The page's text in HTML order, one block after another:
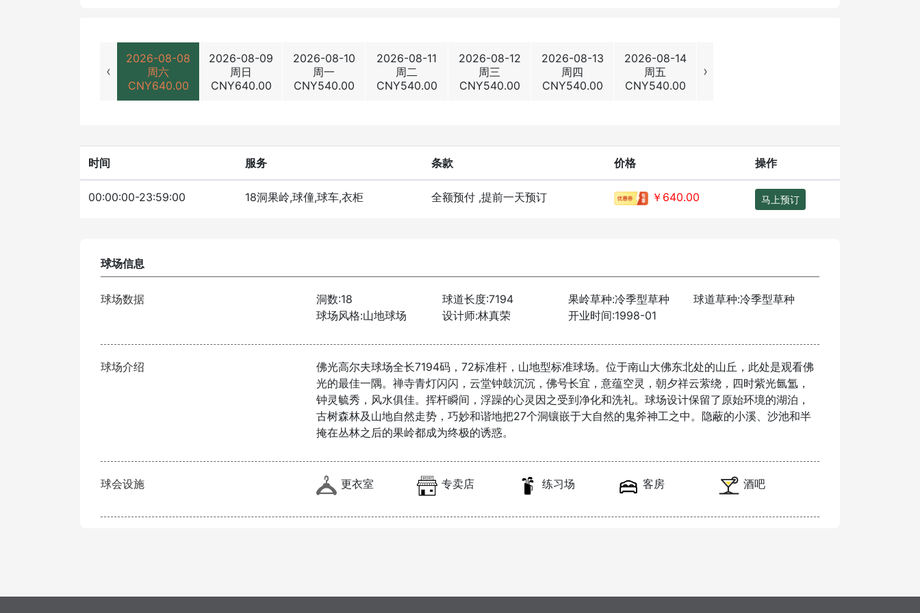
‹
2026-08-08
周六
CNY640.00
2026-08-09
周日
CNY640.00
2026-08-10
周一
CNY540.00
2026-08-11
周二
CNY540.00
2026-08-12
周三
CNY540.00
2026-08-13
周四
CNY540.00
2026-08-14
周五
CNY540.00
›
时间 服务 条款 价格 操作
00:00:00-23:59:00 18洞果岭,球僮,球车,衣柜 全额预付 ,提前一天预订 ￥640.00 马上预订
球场信息
球场数据 洞数:18 球道长度:7194 果岭草种:冷季型草种
球道草种:冷季型草种
球场风格:山地球场
设计师:林真荣 开业时间:1998-01
球场介绍
佛光高尔夫球场全长7194码，72标准杆，山地型标准球场。位于南山大佛东北处的山丘，此处是观看佛
光的最佳一隅。禅寺青灯闪闪，云堂钟鼓沉沉，佛号长宜，意蕴空灵，朝夕祥云萦绕，四时紫光氤氲，
钟灵毓秀，风水俱佳。挥杆瞬间，浮躁的心灵因之受到净化和洗礼。球场设计保留了原始环境的湖泊，
古树森林及山地自然走势，巧妙和谐地把27个洞镶嵌于大自然的鬼斧神工之中。隐蔽的小溪、沙池和半
掩在丛林之后的果岭都成为终极的诱惑。
球会设施 更衣室 专卖店 练习场 客房 酒吧